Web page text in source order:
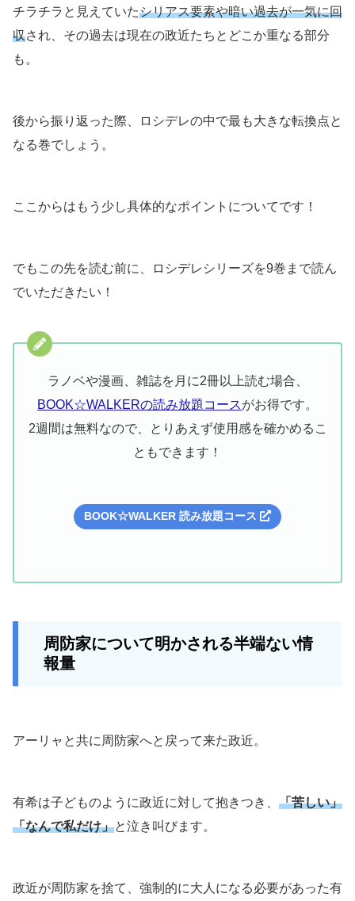
チラチラと見えていたシリアス要素や暗い過去が一気に回
収され、その過去は現在の政近たちとどこか重なる部分
も。
後から振り返った際、ロシデレの中で最も大きな転換点と
なる巻でしょう。
ここからはもう少し具体的なポイントについてです！
でもこの先を読む前に、ロシデレシリーズを9巻まで読ん
でいただきたい！
ラノベや漫画、雑誌を月に2冊以上読む場合、
BOOK☆WALKERの読み放題コースがお得です。
2週間は無料なので、とりあえず使用感を確かめるこ
ともできます！
BOOK☆WALKER 読み放題コース
周防家について明かされる半端ない情
報量
アーリャと共に周防家へと戻って来た政近。
有希は子どものように政近に対して抱きつき、 「苦しい」
「なんで私だけ」と泣き叫びます。
政近が周防家を捨て、強制的に大人になる必要があった有